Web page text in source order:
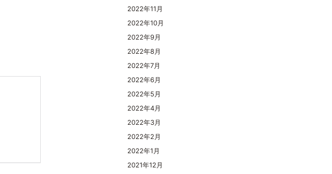
2022年11月
2022年10月
2022年9月
2022年8月
2022年7月
2022年6月
2022年5月
2022年4月
2022年3月
2022年2月
2022年1月
2021年12月